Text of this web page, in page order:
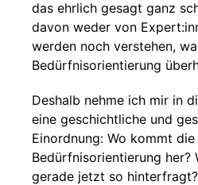
das ehrlich gesagt ganz
davon weder von
werden noch verstehen,
Bedürfnisorientierung
Deshalb nehme ich mir in
eine geschichtliche und
Einordnung: Wo kommt die
Bedürfnisorientierung her?
gerade jetzt so